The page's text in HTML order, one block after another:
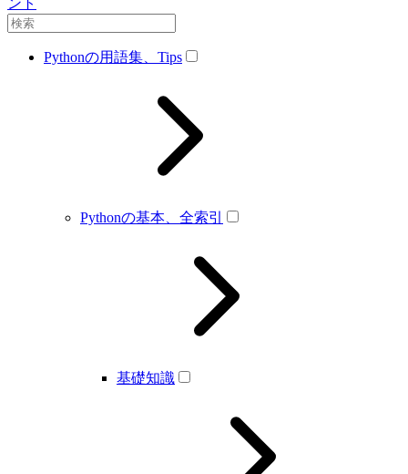
ント
Pythonの用語集、Tips
Pythonの基本、全索引
基礎知識